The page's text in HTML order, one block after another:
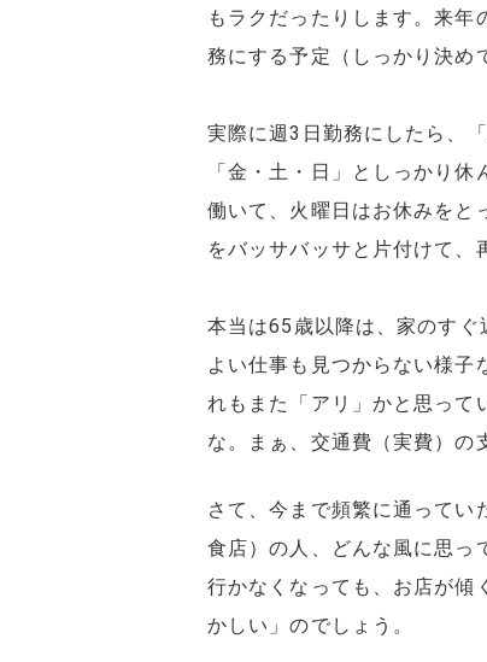
もラクだったりします。来
務にする予定（しっかり決め
実際に週3日勤務にしたら、
「金・土・日」としっかり
働いて、火曜日はお休みをと
をバッサバッサと片付けて、
本当は65歳以降は、家のす
よい仕事も見つからない様子
れもまた「アリ」かと思って
な。まぁ、交通費（実費）の
さて、今まで頻繁に通ってい
食店）の人、どんな風に思っ
行かなくなっても、お店が傾
かしい」のでしょう。